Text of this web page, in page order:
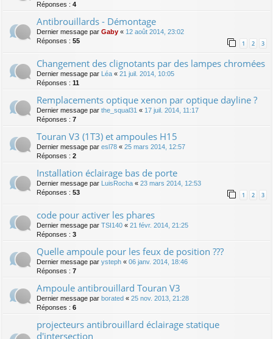
Réponses : 4
Antibrouillards - Démontage
Dernier message par Gaby « 12 août 2014, 23:02
Réponses : 55 1 2 3
Changement des clignotants par des lampes chromées
Dernier message par Léa « 21 juil. 2014, 10:05
Réponses : 11
Remplacements optique xenon par optique dayline ?
Dernier message par the_squal31 « 17 juil. 2014, 11:17
Réponses : 7
Touran V3 (1T3) et ampoules H15
Dernier message par esl78 « 25 mars 2014, 12:57
Réponses : 2
Installation éclairage bas de porte
Dernier message par LuisRocha « 23 mars 2014, 12:53
Réponses : 53 1 2 3
code pour activer les phares
Dernier message par TSI140 « 21 févr. 2014, 21:25
Réponses : 3
Quelle ampoule pour les feux de position ???
Dernier message par ysteph « 06 janv. 2014, 18:46
Réponses : 7
Ampoule antibrouillard Touran V3
Dernier message par borated « 25 nov. 2013, 21:28
Réponses : 6
projecteurs antibrouillard éclairage statique
d'intersection